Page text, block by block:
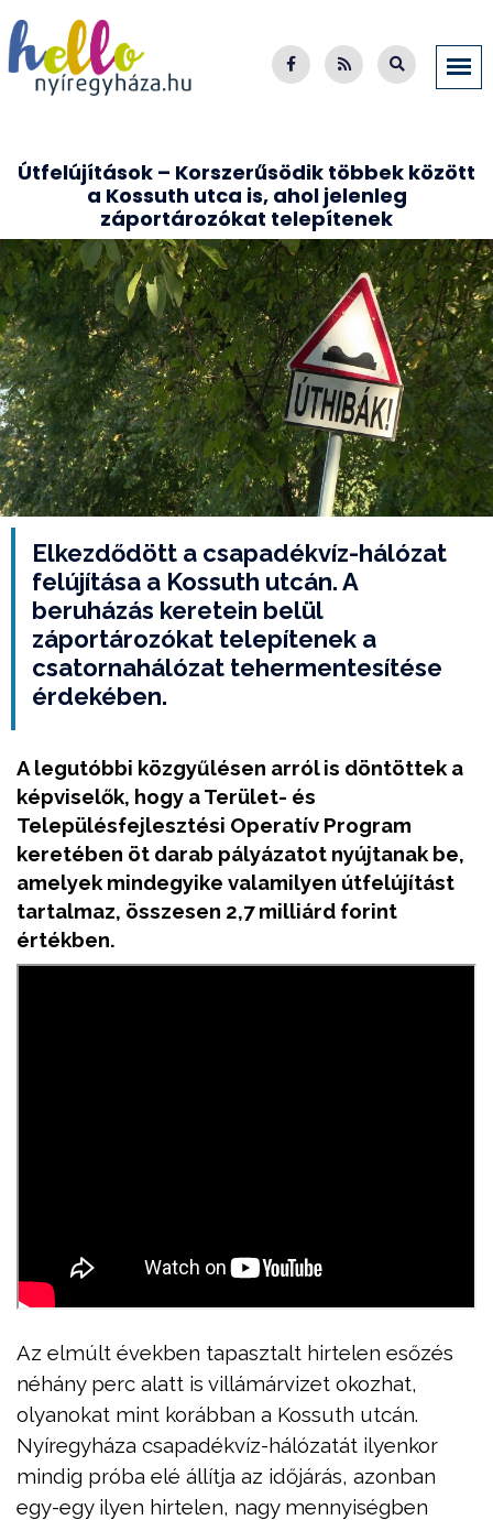
Útfelújítások – Korszerűsödik többek között
a Kossuth utca is, ahol jelenleg
záportározókat telepítenek
Elkezdődött a csapadékvíz-hálózat
felújítása a Kossuth utcán. A
beruházás keretein belül
záportározókat telepítenek a
csatornahálózat tehermentesítése
érdekében.
A legutóbbi közgyűlésen arról is döntöttek a
képviselők, hogy a Terület- és
Településfejlesztési Operatív Program
keretében öt darab pályázatot nyújtanak be,
amelyek mindegyike valamilyen útfelújítást
tartalmaz, összesen 2,7 milliárd forint
értékben.
Az elmúlt években tapasztalt hirtelen esőzés
néhány perc alatt is villámárvizet okozhat,
olyanokat mint korábban a Kossuth utcán.
Nyíregyháza csapadékvíz-hálózatát ilyenkor
mindig próba elé állítja az időjárás, azonban
egy-egy ilyen hirtelen, nagy mennyiségben